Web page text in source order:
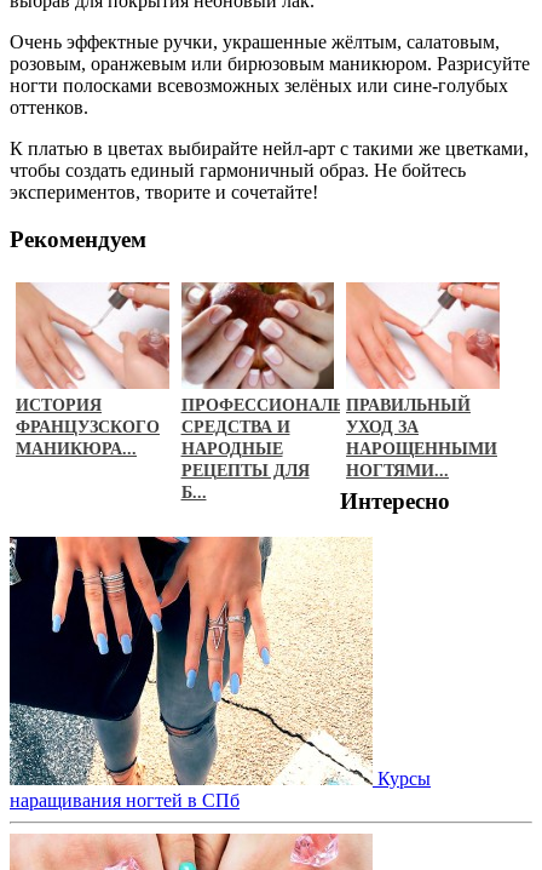
Очень эффектные ручки, украшенные жёлтым, салатовым,
розовым, оранжевым или бирюзовым маникюром. Разрисуйте
ногти полосками всевозможных зелёных или сине-голубых
оттенков.
К платью в цветах выбирайте нейл-арт с такими же цветками,
чтобы создать единый гармоничный образ. Не бойтесь
экспериментов, творите и сочетайте!
Рекомендуем
ИСТОРИЯ
ФРАНЦУЗСКОГО
МАНИКЮРА...
ПРОФЕССИОНАЛЬНЫЕ
СРЕДСТВА И
НАРОДНЫЕ
РЕЦЕПТЫ ДЛЯ
Б...
ПРАВИЛЬНЫЙ
УХОД ЗА
НАРОЩЕННЫМИ
НОГТЯМИ...
Интересно
Курсы
наращивания ногтей в СПб